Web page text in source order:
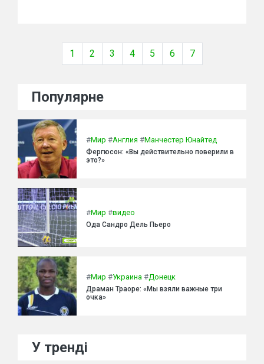
1 2 3 4 5 6 7
Популярне
#Мир #Англия #Манчестер Юнайтед
Фергюсон: «Вы действительно поверили в
это?»
#Мир #видео
Ода Сандро Дель Пьеро
#Мир #Украина #Донецк
Драман Траоре: «Мы взяли важные три
очка»
У тренді